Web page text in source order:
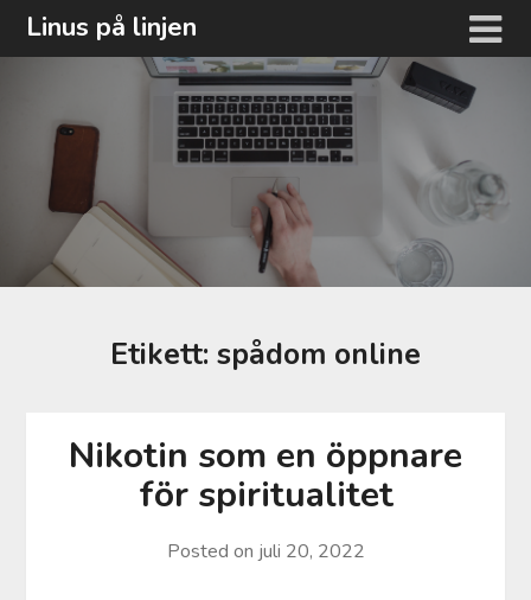
HoppaLinus på linjen
Etikett: spådom online
Nikotin som en öppnare
för spiritualitet
Posted on juli 20, 2022